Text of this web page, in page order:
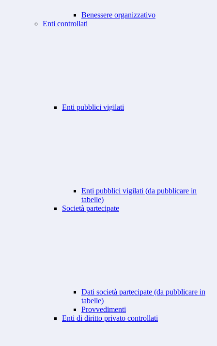
Benessere organizzativo
Enti controllati
Enti pubblici vigilati
Enti pubblici vigilati (da pubblicare in
tabelle)
Società partecipate
Dati società partecipate (da pubblicare in
tabelle)
Provvedimenti
Enti di diritto privato controllati